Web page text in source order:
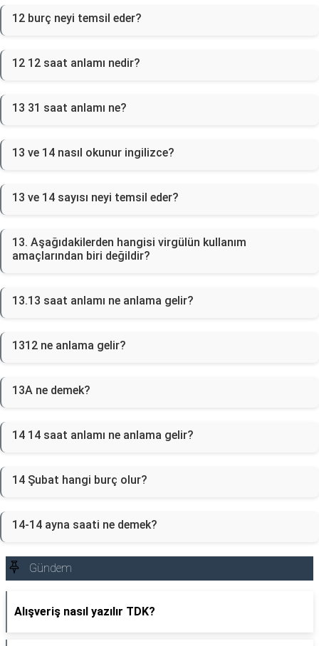
12 burç neyi temsil eder?
12 12 saat anlamı nedir?
13 31 saat anlamı ne?
13 ve 14 nasıl okunur ingilizce?
13 ve 14 sayısı neyi temsil eder?
13. Aşağıdakilerden hangisi virgülün kullanım
amaçlarından biri değildir?
13.13 saat anlamı ne anlama gelir?
1312 ne anlama gelir?
13A ne demek?
14 14 saat anlamı ne anlama gelir?
14 Şubat hangi burç olur?
14-14 ayna saati ne demek?
Gündem
Alışveriş nasıl yazılır TDK?